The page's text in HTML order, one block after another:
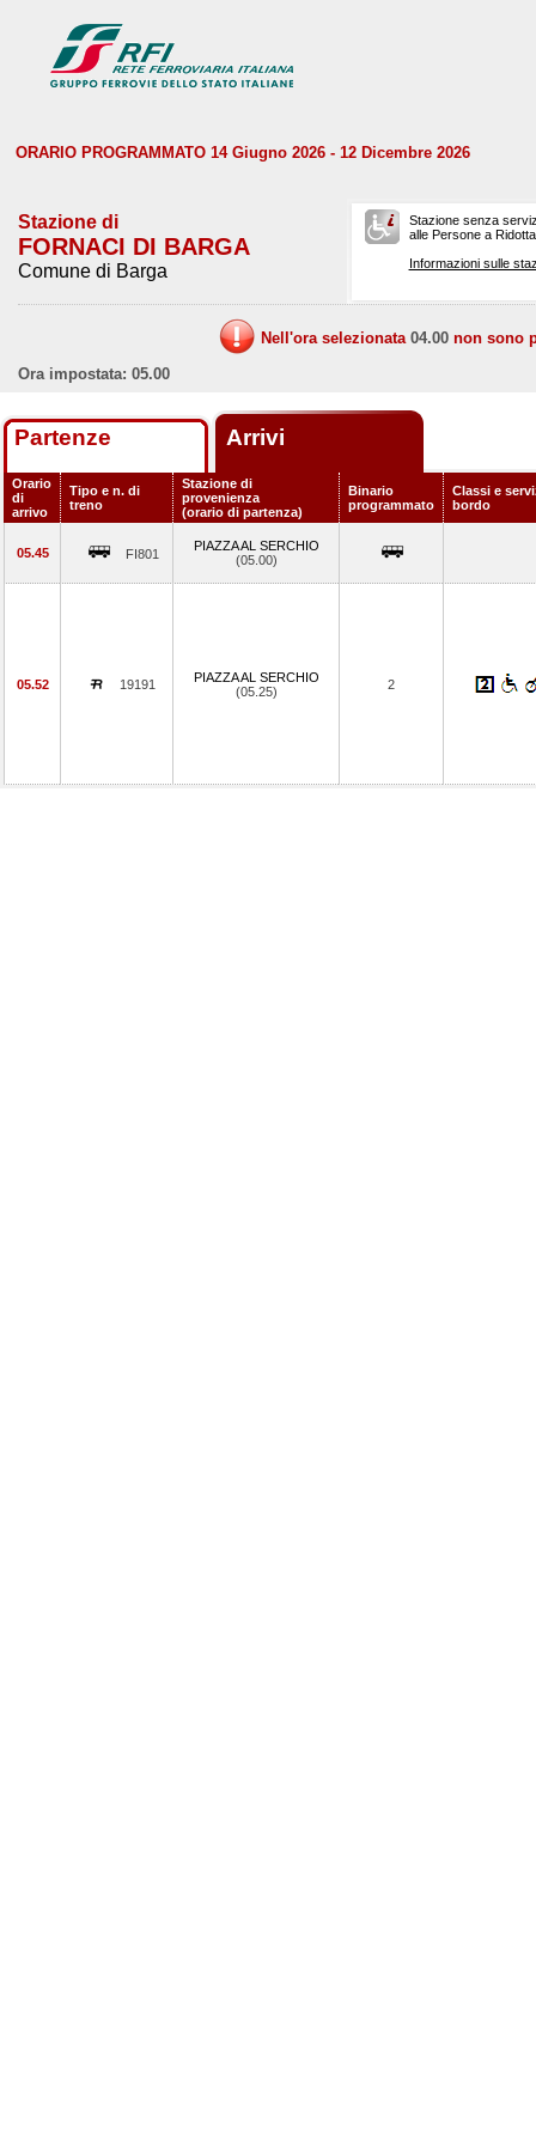
ORARIO PROGRAMMATO 14 Giugno 2026 - 12 Dicembre 2026
Stazione di
FORNACI DI BARGA
Comune di Barga
Stazione senza
alle Persone a
Informazioni sulle
Nell'ora selezionata 04.00 non sono
Ora impostata: 05.00
Partenze Arrivi
Orario
di
arrivo
Tipo e n. di
treno
Stazione di
provenienza
(orario di partenza)
Binario
programmato
Classi e
bordo
05.45 FI801
PIAZZA AL SERCHIO
(05.00)
05.52 19191
PIAZZA AL SERCHIO
(05.25)
2